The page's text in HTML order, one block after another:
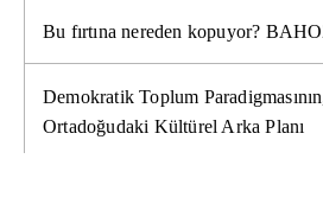
Bu fırtına nereden kopuyor?
Demokratik Toplum
Ortadoğudaki Kültürel Arka Planı